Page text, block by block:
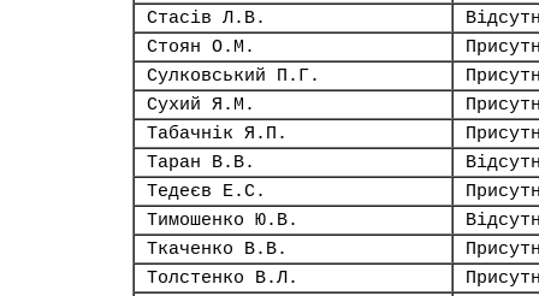
Стасів Л.В.
Стоян О.М.
Сулковський П.Г.
Сухий Я.М.
Табачнік Я.П.
Таран В.В.
Тедеєв Е.С.
Тимошенко Ю.В.
Ткаченко В.В.
Толстенко В.Л.